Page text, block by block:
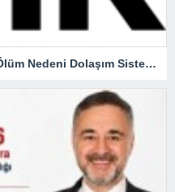
TÜİK: Kırklareli’nde En Büyük Ölüm Nedeni Dolaşım Sistemi Hastalıkları